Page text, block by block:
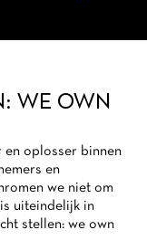
WE OWN
en oplosser binnen
en
we niet om
uiteindelijk in
stellen: we own